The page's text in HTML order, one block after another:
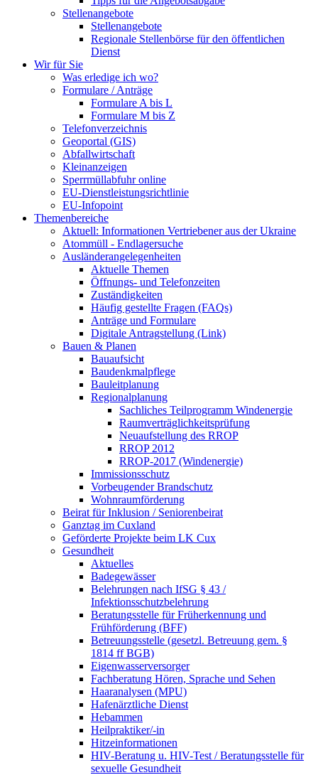
Stellenangebote
Stellenangebote
Regionale Stellenbörse für den öffentlichen
Dienst
Wir für Sie
Was erledige ich wo?
Formulare / Anträge
Formulare A bis L
Formulare M bis Z
Telefonverzeichnis
Geoportal (GIS)
Abfallwirtschaft
Kleinanzeigen
Sperrmüllabfuhr online
EU-Dienstleistungsrichtlinie
EU-Infopoint
Themenbereiche
Aktuell: Informationen Vertriebener aus der Ukraine
Atommüll - Endlagersuche
Ausländerangelegenheiten
Aktuelle Themen
Öffnungs- und Telefonzeiten
Zuständigkeiten
Häufig gestellte Fragen (FAQs)
Anträge und Formulare
Digitale Antragstellung (Link)
Bauen & Planen
Bauaufsicht
Baudenkmalpflege
Bauleitplanung
Regionalplanung
Sachliches Teilprogramm Windenergie
Raumverträglichkeitsprüfung
Neuaufstellung des RROP
RROP 2012
RROP-2017 (Windenergie)
Immissionsschutz
Vorbeugender Brandschutz
Wohnraumförderung
Beirat für Inklusion / Seniorenbeirat
Ganztag im Cuxland
Geförderte Projekte beim LK Cux
Gesundheit
Aktuelles
Badegewässer
Belehrungen nach IfSG § 43 /
Infektionsschutzbelehrung
Beratungsstelle für Früherkennung und
Frühförderung (BFF)
Betreuungsstelle (gesetzl. Betreuung gem. §
1814 ff BGB)
Eigenwasserversorger
Fachberatung Hören, Sprache und Sehen
Haaranalysen (MPU)
Hafenärztliche Dienst
Hebammen
Heilpraktiker/-in
Hitzeinformationen
HIV-Beratung u. HIV-Test / Beratungsstelle für
sexuelle Gesundheit